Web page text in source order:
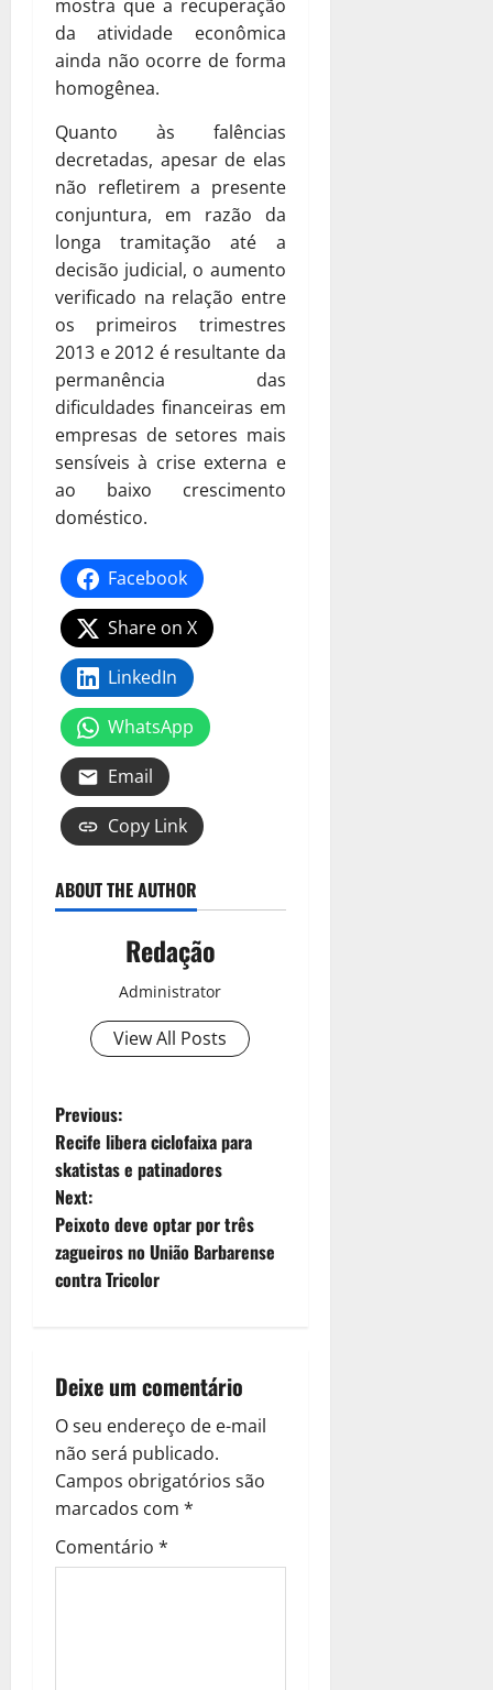
mostra que a recuperação
da atividade econômica
ainda não ocorre de forma
homogênea.
Quanto às falências
decretadas, apesar de elas
não refletirem a presente
conjuntura, em razão da
longa tramitação até a
decisão judicial, o aumento
verificado na relação entre
os primeiros trimestres
2013 e 2012 é resultante da
permanência das
dificuldades financeiras em
empresas de setores mais
sensíveis à crise externa e
ao baixo crescimento
doméstico.
Facebook
Share on X
LinkedIn
WhatsApp
Email
Copy Link
ABOUT THE AUTHOR
Redação
Administrator
View All Posts
Previous:
Recife libera ciclofaixa para
skatistas e patinadores
Next:
Peixoto deve optar por três
zagueiros no União Barbarense
contra Tricolor
Deixe um comentário
O seu endereço de e-mail
não será publicado.
Campos obrigatórios são
marcados com *
Comentário *